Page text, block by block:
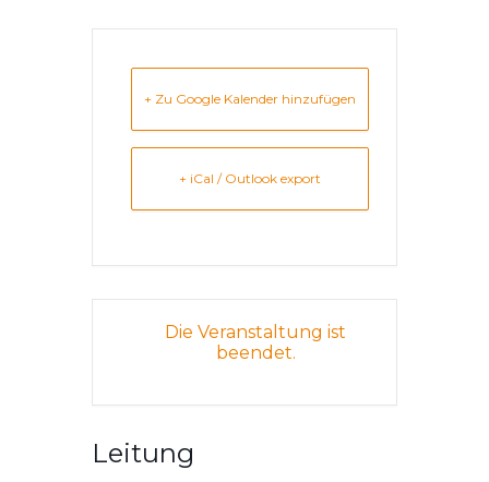
+ Zu Google Kalender hinzufügen
+ iCal / Outlook export
Die Veranstaltung ist
beendet.
Leitung